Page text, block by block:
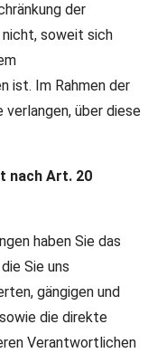
der
soweit sich
ist. Im Rahmen der
über diese
nach Art. 20
haben Sie das
Sie uns
gängigen und
die direkte
Verantwortlichen